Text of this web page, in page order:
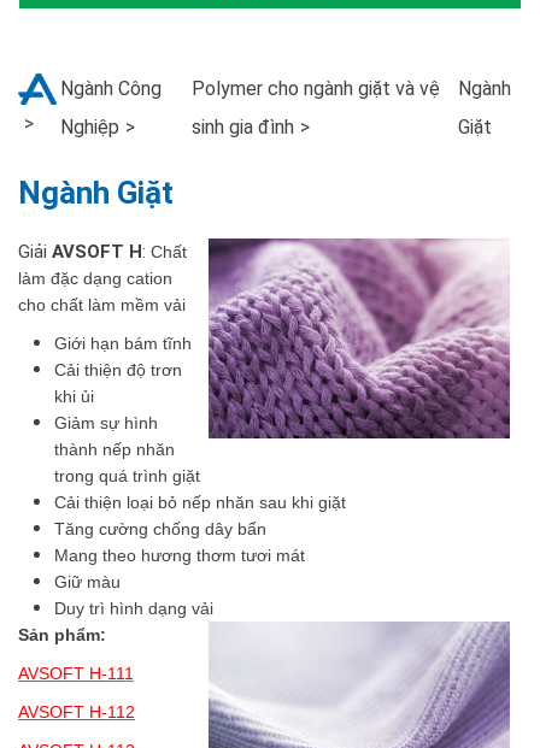
Ngành Công
Nghiệp
Polymer cho ngành giặt và vệ
sinh gia đình
Ngành
Giặt
Ngành Giặt
Giải AVSOFT H: Chất
làm đặc dạng cation
cho chất làm mềm vải
Giới hạn bám tĩnh
Cải thiện độ trơn
khi ủi
Giảm sự hình
thành nếp nhăn
trong quá trình giặt
Cải thiện loại bỏ nếp nhăn sau khi giặt
Tăng cường chống dây bẩn
Mang theo hương thơm tươi mát
Giữ màu
Duy trì hình dạng vải
Sản phẩm:
AVSOFT H-111
AVSOFT H-112